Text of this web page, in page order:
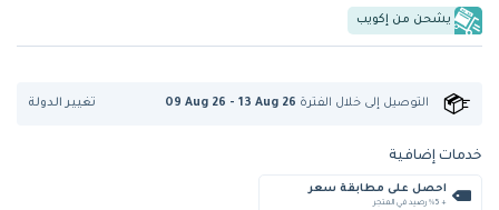
يشحن من إكويب
التوصيل إلى خلال الفترة 09 Aug 26 - 13 Aug 26 تغيير الدولة
خدمات إضافية
احصل على مطابقة سعر
+ %5 رصيد في المتجر